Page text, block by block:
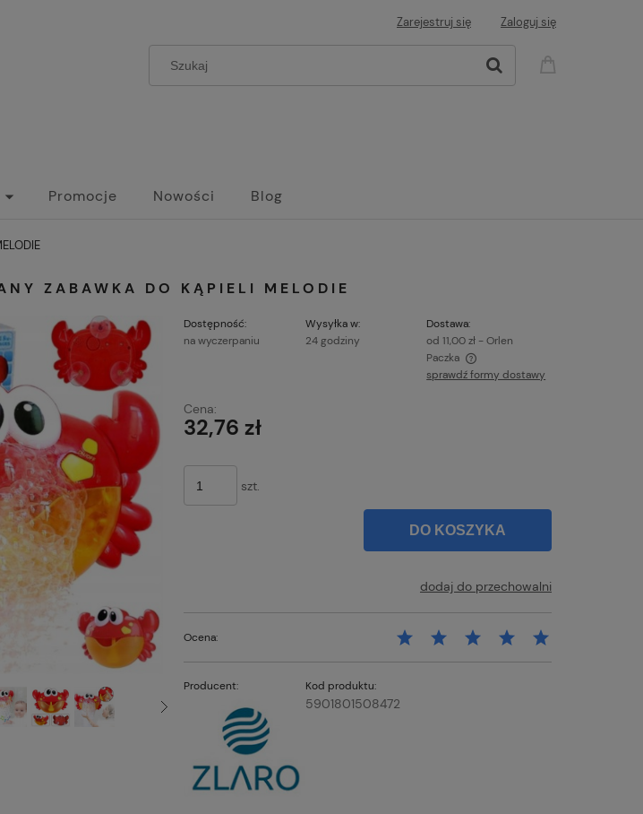
Zarejestruj się Zaloguj się
Promocje Nowości Blog
ZABAWKA DO KĄPIELI MELODIE
Dostępność:
na wyczerpaniu
Wysyłka w:
24 godziny
Dostawa:
od 11,00 zł - Orlen
Paczka
sprawdź formy dostawy
Cena:
32,76 zł
szt.
DO KOSZYKA
dodaj do przechowalni
Ocena:
Producent: Kod produktu:
5901801508472